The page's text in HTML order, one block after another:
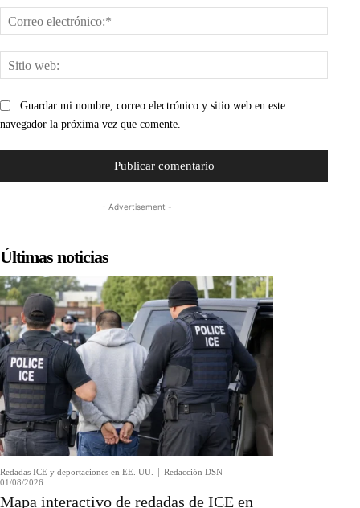
web:
Guardar mi nombre, correo electrónico y sitio web en este
navegador la próxima vez que comente.
- Advertisement -
Últimas noticias
Redadas ICE y deportaciones en EE. UU. Redacción DSN -
01/08/2026
Mapa interactivo de redadas de ICE en